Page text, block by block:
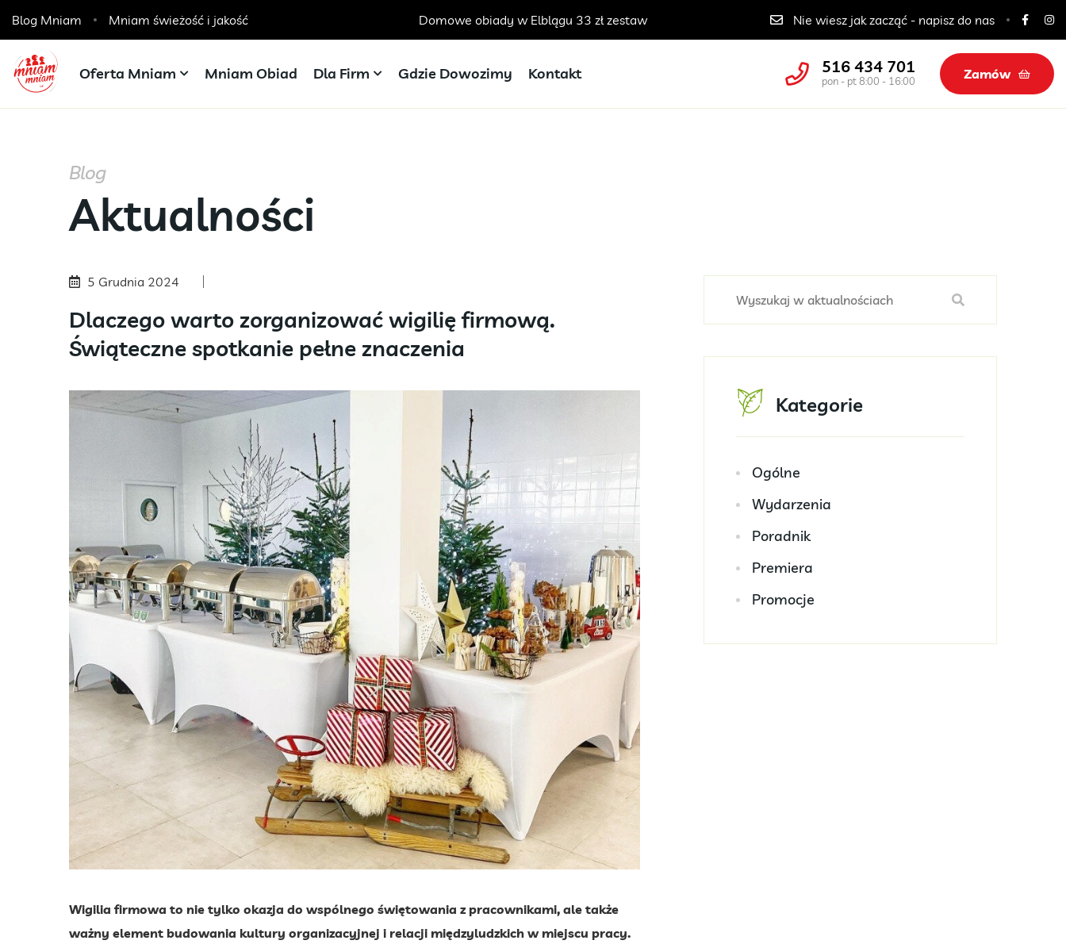
Blog Mniam Mniam świeżość i jakość
Catering dla szkół, przedszkoli i żłobków Domowe obiady w Elblągu 33 zł zestaw Catering dla szkół, przedszkoli i żłobków
Nie wiesz jak zacząć - napisz do nas
Oferta Mniam Mniam Obiad Dla Firm Gdzie Dowozimy Kontakt 516 434 701
pon - pt 8:00 - 16:00 Zamów
Blog
Aktualności
5 Grudnia 2024
Dlaczego warto zorganizować wigilię firmową.
Świąteczne spotkanie pełne znaczenia
Wigilia firmowa to nie tylko okazja do wspólnego świętowania z pracownikami, ale także
ważny element budowania kultury organizacyjnej i relacji międzyludzkich w miejscu pracy.
Kategorie
Ogólne
Wydarzenia
Poradnik
Premiera
Promocje